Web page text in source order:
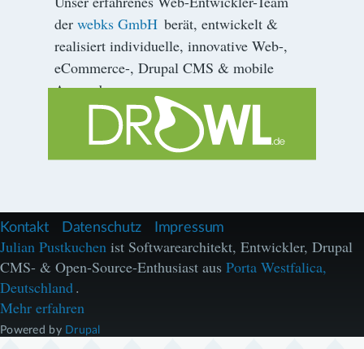
derwebks GmbH berät, entwickelt &
realisiert individuelle, innovative Web-,
eCommerce-, Drupal CMS & mobile
Anwendungen.
F
ß
z
e
i
l
e
Kontakt Datenschutz Impressum
Julian Pustkuchen ist Softwarearchitekt, Entwickler, Drupal
CMS- & Open-Source-Enthusiast aus Porta Westfalica,
Deutschland.
Mehr erfahren
Powered by Drupal